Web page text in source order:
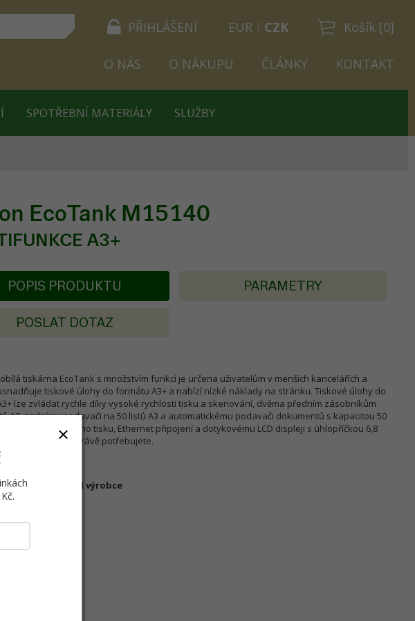
PŘIHLÁŠENÍ Košík [0]
EUR CZK
O NÁS O NÁKUPU ČLÁNKY KONTAKT
SPOTŘEBNÍ MATERIÁLY SLUŽBY
EcoTank M15140
A3+
POPIS PRODUKTU PARAMETRY
POSLAT DOTAZ
tiskárna EcoTank s množstvím funkcí je určena uživatelům v menších kancelářích a
tiskové úlohy do formátu A3+ a nabízí nízké náklady na stránku. Tiskové úlohy do
lze zvládat rychle díky vysoké rychlosti tisku a skenování, dvěma předním zásobníkům
A3, zadnímu podavači na 50 listů A3 a automatickému podavači dokumentů s kapacitou 50
funkcím mobilního tisku, Ethernet připojení a dotykovému LCD displeji s úhlopříčkou 6,8
tisknout tak, jak právě potřebujete.
informace od výrobce
.